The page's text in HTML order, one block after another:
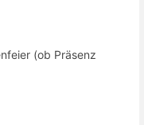
(ob Präsenz